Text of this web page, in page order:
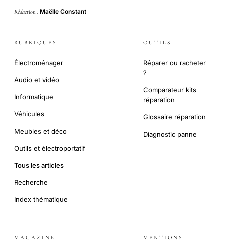
Rédaction : Maëlle Constant
RUBRIQUES
Électroménager
Audio et vidéo
Informatique
Véhicules
Meubles et déco
Outils et électroportatif
Tous les articles
Recherche
Index thématique
OUTILS
Réparer ou racheter
?
Comparateur kits
réparation
Glossaire réparation
Diagnostic panne
MAGAZINE MENTIONS